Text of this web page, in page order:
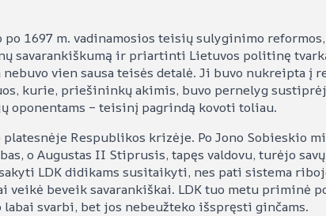
1697 m. vadinamosios teisių sulyginimo
savarankiškumą ir priartinti Lietuvos politinę
vien sausa teisės detalė. Ji buvo nukreipta į
kurie, priešininkų akimis, buvo pernelyg
oponentams – teisinį pagrindą kovoti toliau.
Respublikos krizėje. Po Jono Sobieskio
o Augustas II Stiprusis, tapęs valdovu, turėjo
LDK didikams susitaikyti, nes pati sistema
veikė beveik savarankiškai. LDK tuo metu priminė
svarbi, bet jos nebeužteko išspręsti ginčams.